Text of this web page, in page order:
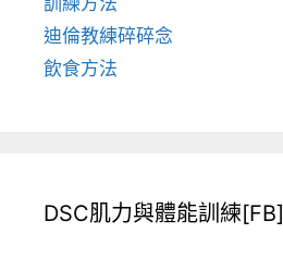
迪倫教練碎碎念
飲食方法
DSC肌力與體能訓練[FB]